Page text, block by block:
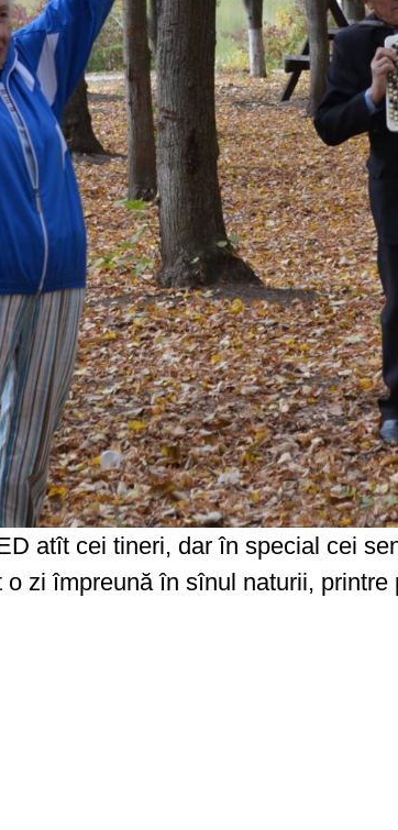
atît cei tineri, dar în special cei
o zi împreună în sînul naturii,